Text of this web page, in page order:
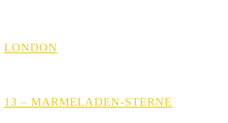
LONDON
13 – MARMELADEN-STERNE